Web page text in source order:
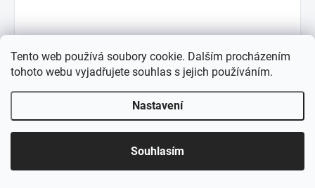
Tento web používá soubory cookie. Dalším procházením
tohoto webu vyjadřujete souhlas s jejich používáním.
Nastavení
Souhlasím